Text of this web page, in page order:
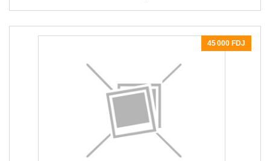
45 000 FDJ